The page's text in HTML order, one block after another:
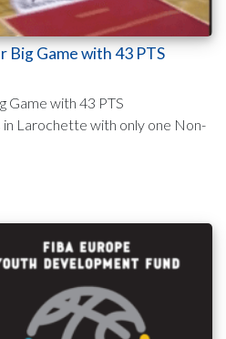
Big Game with 43 PTS
Game with 43 PTS
Larochette with only one Non-